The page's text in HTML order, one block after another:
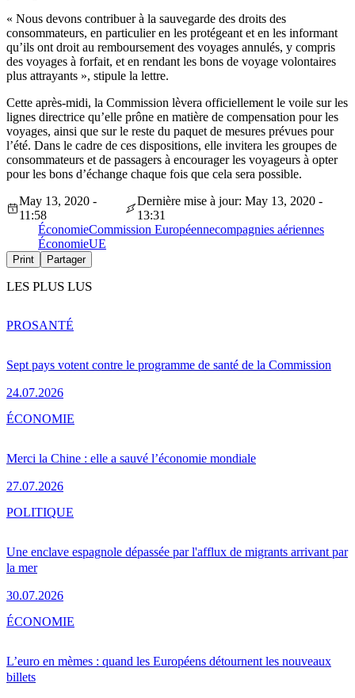
« Nous devons contribuer à la sauvegarde des droits des
consommateurs, en particulier en les protégeant et en les informant
qu’ils ont droit au remboursement des voyages annulés, y compris
des voyages à forfait, et en rendant les bons de voyage volontaires
plus attrayants », stipule la lettre.
Cette après-midi, la Commission lèvera officiellement le voile sur les
lignes directrice qu’elle prône en matière de compensation pour les
voyages, ainsi que sur le reste du paquet de mesures prévues pour
l’été. Dans le cadre de ces dispositions, elle invitera les groupes de
consommateurs et de passagers à encourager les voyageurs à opter
pour les bons d’échange chaque fois que cela sera possible.
May 13, 2020 -
11:58
Dernière mise à jour: May 13, 2020 -
13:31
ÉconomieCommission Européennecompagnies aériennes
ÉconomieUE
Print Partager
LES PLUS LUS
Sept pays votent contre le programme de santé de la Commission
24.07.2026
PROSANTÉ
Merci la Chine : elle a sauvé l’économie mondiale
27.07.2026
ÉCONOMIE
Une enclave espagnole dépassée par l'afflux de migrants arrivant par
la mer
30.07.2026
POLITIQUE
L’euro en mèmes : quand les Européens détournent les nouveaux
billets
ÉCONOMIE